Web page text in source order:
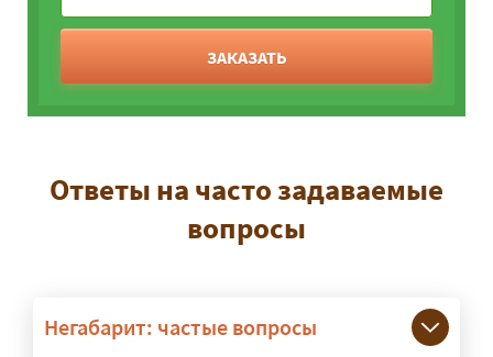
ЗАКАЗАТЬ
Ответы на часто задаваемые
вопросы
Негабарит: частые вопросы